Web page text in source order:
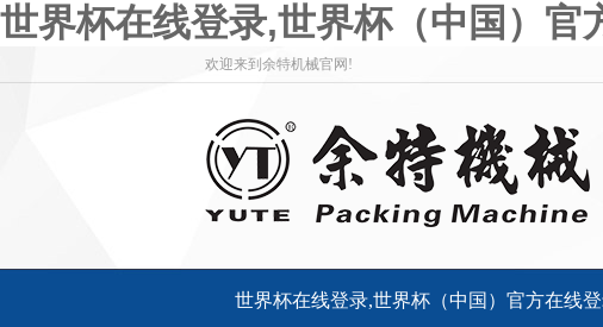
世界杯在线登录,世界杯（中国）官
欢迎来到余特机械官网!
世界杯在线登录,世界杯（中国）官方在线